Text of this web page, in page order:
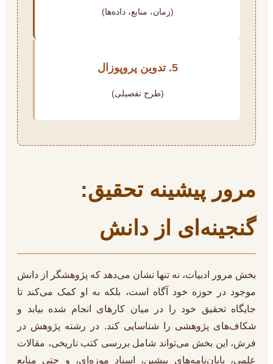
(زمان، منابع، داده‌ها)
5. تدوین پروپوزال
(طرح تفصیلی)
مرور پیشینه تحقیق:
گنجینه‌ای از دانش
بخش مرور ادبیات، نه تنها نشان می‌دهد که پژوهشگر از دانش
موجود در حوزه خود آگاه است، بلکه به او کمک می‌کند تا
جایگاه تحقیق خود را در میان کارهای انجام شده بیابد و
شکاف‌های پژوهشی را شناسایی کند. در رشته پژوهش در
فرش، این بخش می‌تواند شامل بررسی کتب تاریخی، مقالات
علمی، پایان‌نامه‌های پیشین، اسناد موزه‌ای، و حتی منابع